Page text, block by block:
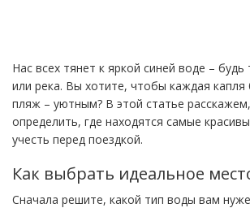
Нас всех тянет к яркой синей воде –
или река. Вы хотите, чтобы каждая капля
пляж – уютным? В этой статье
определить, где находятся самые
учесть перед поездкой.
Как выбрать идеальное
Сначала решите, какой тип воды вам